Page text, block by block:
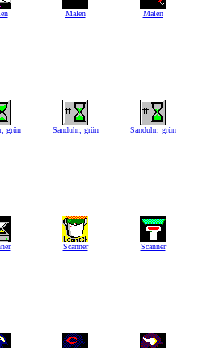
Malen Malen
grün Sanduhr, grün Sanduhr, grün
Scanner Scanner